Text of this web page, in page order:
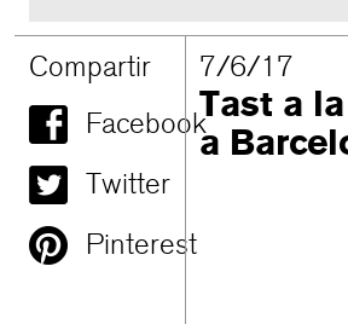
Compartir
Facebook
Twitter
Pinterest
7/6/17
Tast a
a